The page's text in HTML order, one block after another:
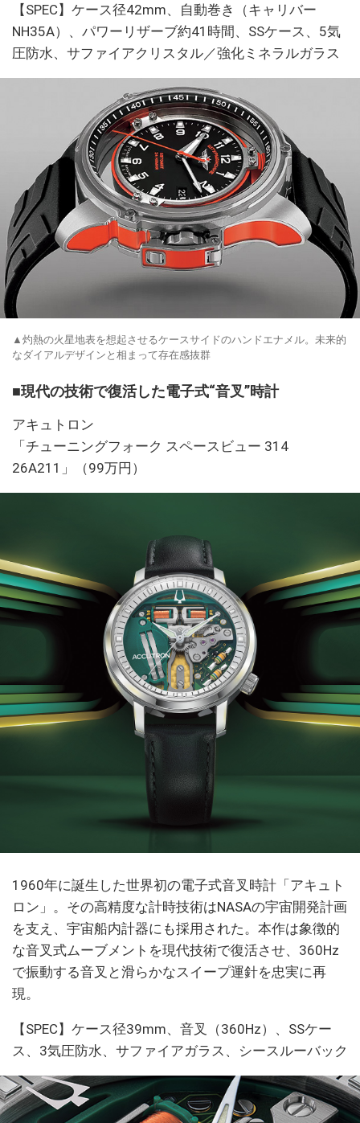
【SPEC】ケース径42mm、自動巻き（キャリバー
NH35A）、パワーリザーブ約41時間、SSケース、5気
圧防水、サファイアクリスタル／強化ミネラルガラス
▲灼熱の火星地表を想起させるケースサイドのハンドエナメル。未来的
なダイアルデザインと相まって存在感抜群
■現代の技術で復活した電子式“音叉”時計
アキュトロン
「チューニングフォーク スペースビュー 314
26A211」（99万円）
1960年に誕生した世界初の電子式音叉時計「アキュト
ロン」。その高精度な計時技術はNASAの宇宙開発計画
を支え、宇宙船内計器にも採用された。本作は象徴的
な音叉式ムーブメントを現代技術で復活させ、360Hz
で振動する音叉と滑らかなスイープ運針を忠実に再
現。
【SPEC】ケース径39mm、音叉（360Hz）、SSケー
ス、3気圧防水、サファイアガラス、シースルーバック